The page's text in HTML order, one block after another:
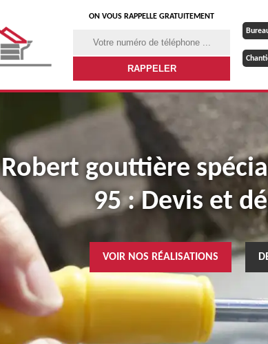
ON VOUS RAPPELLE GRATUITEMENT
Robert gouttière
95 : Devis et
VOIR NOS RÉALISATIONS